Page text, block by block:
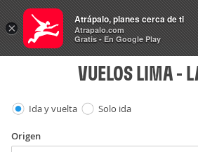
Vuelos
VUELOS LIMA -
Ida y vuelta Solo ida
Origen
×
Atrápalo, planes cerca de ti
Atrapalo.com
Gratis - En Google Play